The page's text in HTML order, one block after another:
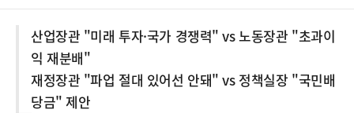
산업장관 "미래 투자·국가 경쟁력" vs 노동장관 "초과이
익 재분배"
재정장관 "파업 절대 있어선 안돼" vs 정책실장 "국민배
당금" 제안